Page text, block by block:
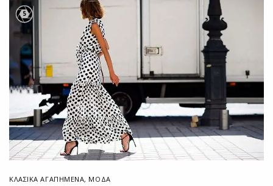
5
ΚΛΑΣΙΚΆ ΑΓΑΠΗΜΈΝΑ, ΜΟΔΑ